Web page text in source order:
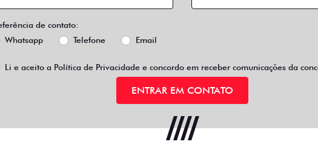
de contato:
Whatsapp
Telefone Email
Li e aceito a Política de Privacidadee concordo em receber comunicações da
ENTRAR EM CONTATO